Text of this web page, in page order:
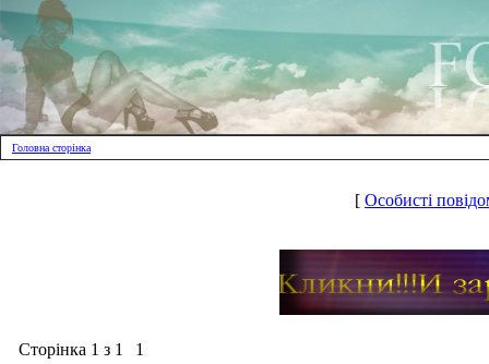
Головна сторінка
[ Особисті
Сторінка 1 з 1
1